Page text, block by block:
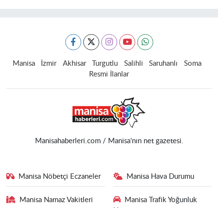
Manisa İzmir Akhisar Turgutlu Salihli Saruhanlı
Soma
Resmi İlanlar
Manisahaberleri.com / Manisa'nın net gazetesi.
Manisa Nöbetçi Eczaneler Manisa Hava Durumu
Manisa Namaz Vakitleri
Manisa Trafik Yoğunluk